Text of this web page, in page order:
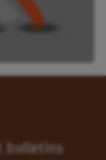
bulletins